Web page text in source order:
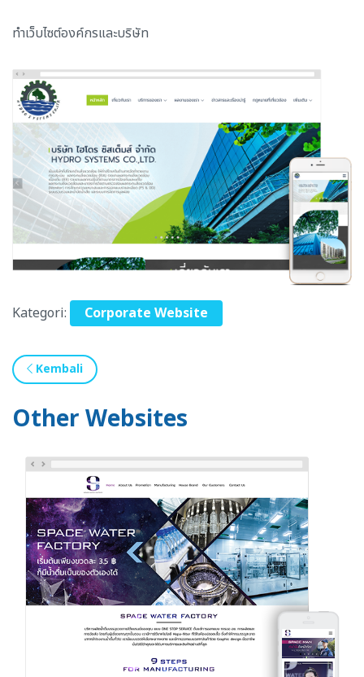
ทำเว็บไซต์องค์กรและบริษัท
Kategori: Corporate Website
Kembali
Other Websites